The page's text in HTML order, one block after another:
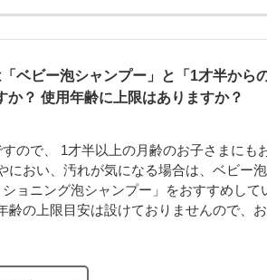
ベビー泡シャンプー」と「1才半から
？ 使用年齢に上限はありますか？
ので、 1才半以上の月齢のお子さまにも
におい、汚れが気になる場合は、ベビー
ョニング泡シャンプー」をおすすめして
齢の上限目安は設けておりませんので、